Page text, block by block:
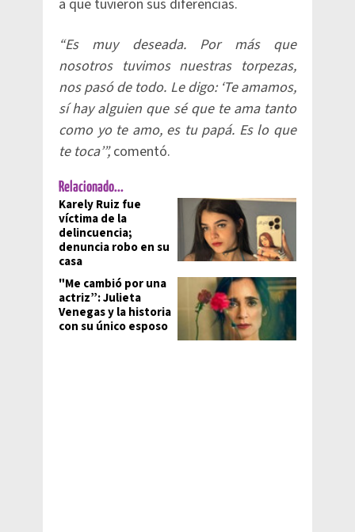
a que tuvieron sus diferencias.
“Es muy deseada. Por más que
nosotros tuvimos nuestras torpezas,
nos pasó de todo. Le digo: ‘Te amamos,
sí hay alguien que sé que te ama tanto
como yo te amo, es tu papá. Es lo que
te toca’”,comentó.
Relacionado...
Karely Ruiz fue
víctima de la
delincuencia;
denuncia robo en su
casa
"Me cambió por una
actriz”: Julieta
Venegas y la historia
con su único esposo